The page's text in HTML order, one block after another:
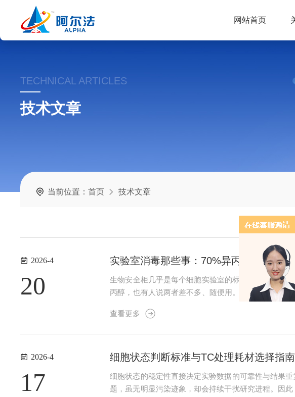
网站首页
TECHNICAL ARTICLES
技术文章
当前位置：首页 技术文章
2026-4
20
实验室消毒那些事：70%异丙醇为何成为
生物安全柜几乎是每个细胞实验室的标配。每天开工
丙醇，也有人说两者差不多、随便用。其实，对于生
反而挡住了酒精往里面渗透；而70%...
查看更多
2026-4
17
细胞状态判断标准与TC处理耗材选择指南
细胞状态的稳定性直接决定实验数据的可靠性与结果
题，虽无明显污染迹象，却会持续干扰研究进程。因